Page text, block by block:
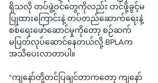
ရှိသလို တပ်ဖွဲ့ဝင်တွေကိုလည်း တင်ဖို့ခွင့်မ
ပြုထားကြောင်းနဲ့ တပ်တည်ဆောက်ရေးနဲ့
စစ်ရေးဖော်ဆောင်မှုကိုတော့ စဉ်ဆက်
မပြတ်လုပ်ဆောင်နေတယ်လို့ BPLAက
အသိပေးလာတာပါ။
“ကျနော်တို့တင်ပြချင်တာကတော့ ကျနော်